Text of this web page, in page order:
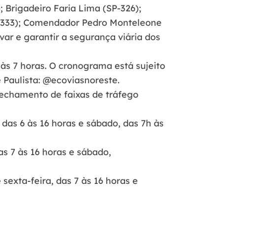
Brigadeiro Faria Lima (SP-326);
Comendador Pedro Monteleone
e garantir a segurança viária dos
7 horas. O cronograma está sujeito
@ecoviasnoreste.
de faixas de tráfego
6 às 16 horas e sábado, das 7h às
7 às 16 horas e sábado,
sexta-feira, das 7 às 16 horas e